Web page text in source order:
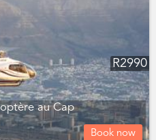
R2990
au Cap
Book now